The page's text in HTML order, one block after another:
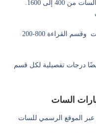
200-800 لكل من قسم الرياضيات وقسم القراءة
درجات تفصيلية لكل قسم
السات
عبر الموقع الرسمي للسات